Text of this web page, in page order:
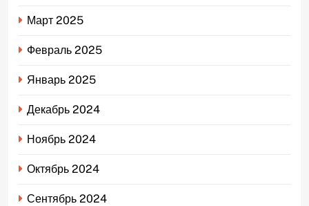
Март 2025
Февраль 2025
Январь 2025
Декабрь 2024
Ноябрь 2024
Октябрь 2024
Сентябрь 2024